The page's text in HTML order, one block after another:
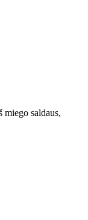
miego saldaus,